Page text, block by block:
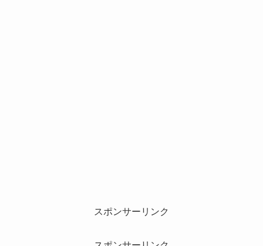
スポンサーリンク